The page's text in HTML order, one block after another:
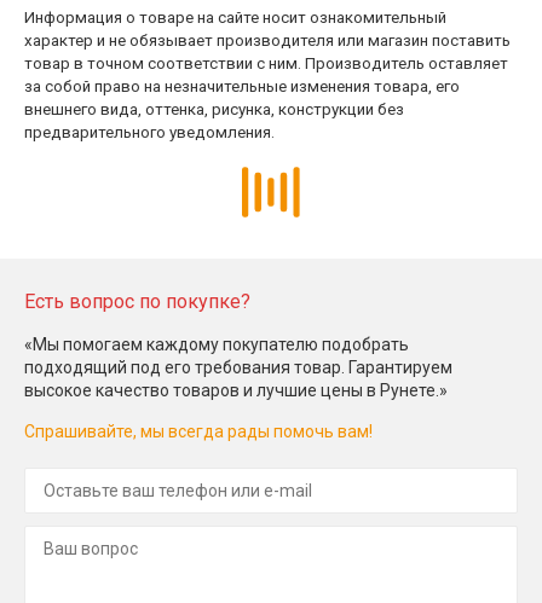
Информация о товаре на сайте носит ознакомительный
характер и не обязывает производителя или магазин поставить
товар в точном соответствии с ним. Производитель оставляет
за собой право на незначительные изменения товара, его
внешнего вида, оттенка, рисунка, конструкции без
предварительного уведомления.
Есть вопрос по покупке?
«Мы помогаем каждому покупателю подобрать
подходящий под его требования товар. Гарантируем
высокое качество товаров и лучшие цены в Рунете.»
Спрашивайте, мы всегда рады помочь вам!